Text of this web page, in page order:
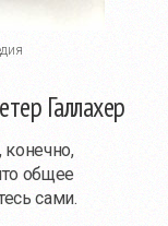
Галлахер
общее
сами.